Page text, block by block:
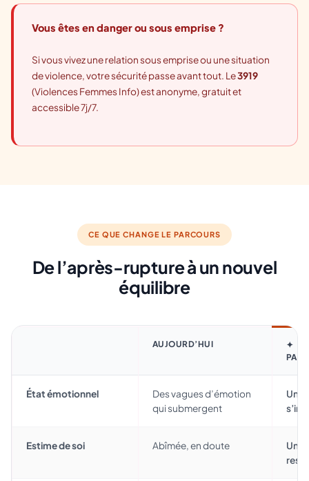
Vous êtes en danger ou sous emprise ?
Si vous vivez une relation sous emprise ou une situation
de violence, votre sécurité passe avant tout. Le3919
(Violences Femmes Info) est anonyme, gratuit et
accessible 7j/7.
CE QUE CHANGE LE PARCOURS
De l’après-rupture à un nouvel
équilibre
AUJOURD’HUI
État émotionnel
Des vagues d’émotion
qui submergent
Un
Estime de soi Abîmée, en doute
Une